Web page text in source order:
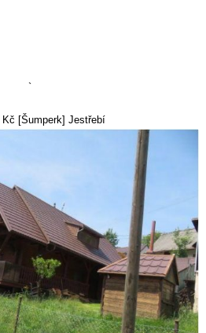
`
Kč [Šumperk] Jestřebí